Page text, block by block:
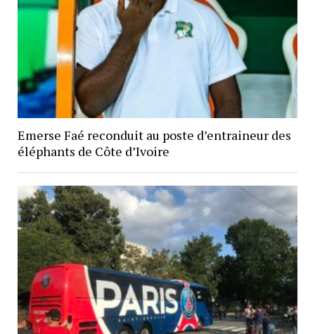
Emerse Faé reconduit au poste d’entraineur des
éléphants de Côte d’Ivoire